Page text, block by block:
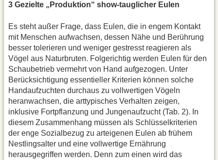
3 Gezielte „Produktion“ show-tauglicher Eulen
Es steht außer Frage, dass Eulen, die in engem Kontakt
mit Menschen aufwachsen, dessen Nähe und Berührung
besser tolerieren und weniger gestresst reagieren als
Vögel aus Naturbruten. Folgerichtig werden Eulen für den
Schaubetrieb vermehrt von Hand aufgezogen. Unter
Berücksichtigung essentieller Kriterien können solche
Handaufzuchten durchaus zu vollwertigen Vögeln
heranwachsen, die arttypisches Verhalten zeigen,
inklusive Fortpflanzung und Jungenaufzucht (Tab. 2). In
diesem Zusammenhang müssen als Schlüsselkriterien
der enge Sozialbezug zu arteigenen Eulen ab frühem
Nestlingsalter und eine vollwertige Ernährung
herausgegriffen werden. Denn zum einen wird das